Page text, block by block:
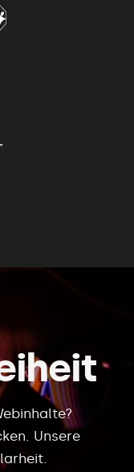
Unsere